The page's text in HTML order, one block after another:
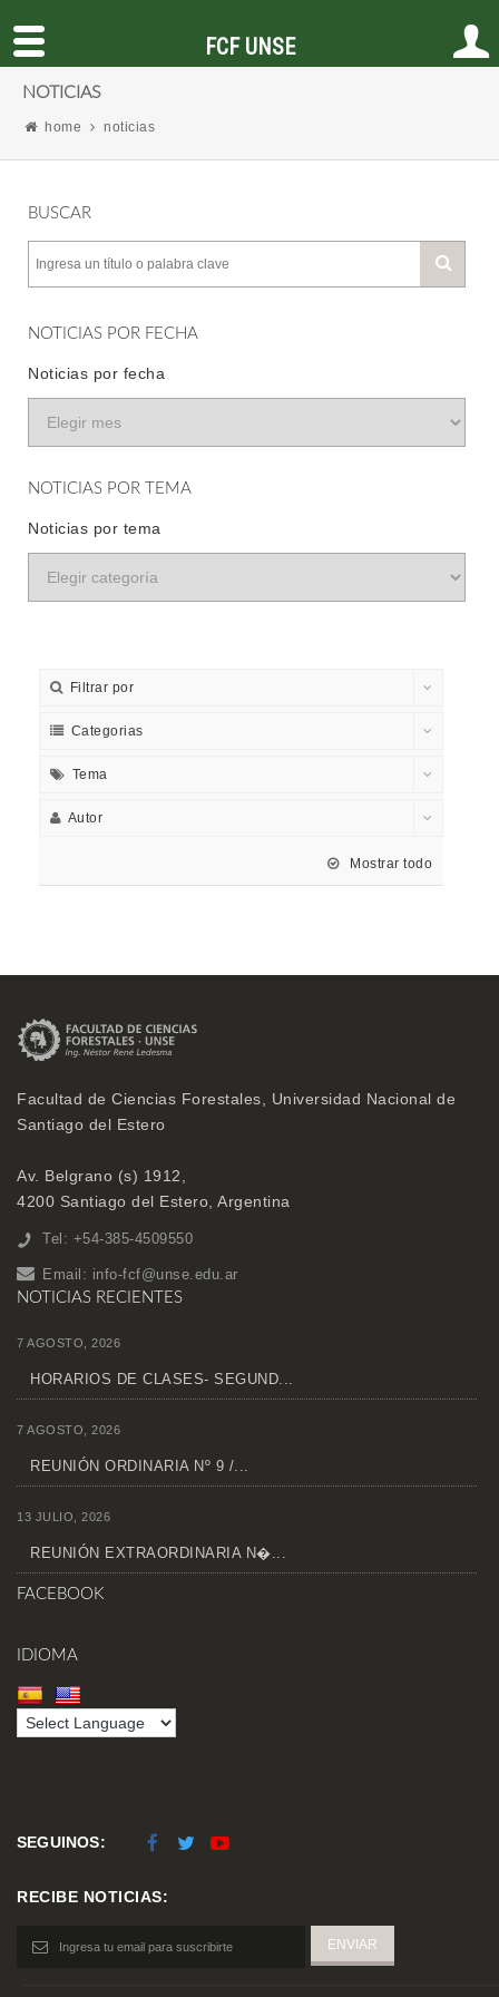
NOTICIAS
home noticias
BUSCAR
NOTICIAS POR FECHA
Noticias por fecha
NOTICIAS POR TEMA
Noticias por tema
Filtrar por
Categorias
Tema
Autor
Mostrar todo
Facultad de Ciencias Forestales, Universidad Nacional de
Santiago del Estero
Av. Belgrano (s) 1912,
4200 Santiago del Estero, Argentina
Tel: +54-385-4509550
Email: info-fcf@unse.edu.ar
NOTICIAS RECIENTES
7 AGOSTO, 2026
HORARIOS DE CLASES- SEGUND...
7 AGOSTO, 2026
REUNIÓN ORDINARIA Nº 9 /...
13 JULIO, 2026
REUNIÓN EXTRAORDINARIA N�...
FACEBOOK
IDIOMA
SEGUINOS:
RECIBE NOTICIAS:
FCF UNSE